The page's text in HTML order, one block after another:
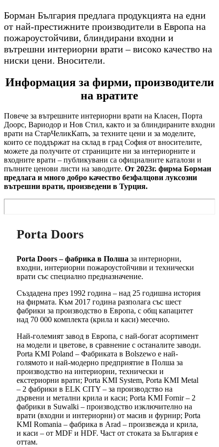
Борман България предлага продукцията на едни
от най-престижните производители в Европа на
пожароустойчиви, блиндирани входни и
вътрешни интериорни врати – високо качество на
ниски цени. Вносители.
Информация за фирми, производители
на вратите
Повече за вътрешните интериорни врати на Класен, Порта
Доорс, Вариодор и Нов Стил, както и за блиндираните входни
врати на СтарЧеликКапъ, за техните цени и за моделите,
които се поддържат на склад в град София от вносителите,
можете да получите от страниците ни за интериорните и
входните врати – публикувани са официалните каталози и
пълните ценови листи на заводите. От 2023г. фирма Борман
предлага и много добро качество безфалцови луксозни
вътрешни врати, произведени в Турция.
Porta Doors
Porta Doors – фабрика в Полша за интериорни,
входни, интериорни пожароустойчиви и технически
врати със специално предназначение.
Създадена през 1992 година – над 25 годишна история
на фирмата. Към 2017 година разполага със шест
фабрики за производство в Европа, с общ капацитет
над 70 000 комплекта (крила и каси) месечно.
Най-големият завод в Европа, с най-богат асортимент
на модели и цветове, в сравнение с останалите заводи.
Porta KMI Poland – Фабриката в Bolszewo е най-
голямото и най-модерно предприятие в Полша за
производство на интериорни, технически и
екстериорни врати; Porta KMI System, Porta KMI Metal
– 2 фабрики в ELK CITY – за производство на
дървени и метални крила и каси; Porta KMI Fornir – 2
фабрики в Suwalki – производство изключително на
врати (входни и интериорни) от масив и фурнир; Porta
KMI Romania – фабрика в Arad – произвежда и крила,
и каси – от MDF и HDF. Част от стоката за България е
оттам.